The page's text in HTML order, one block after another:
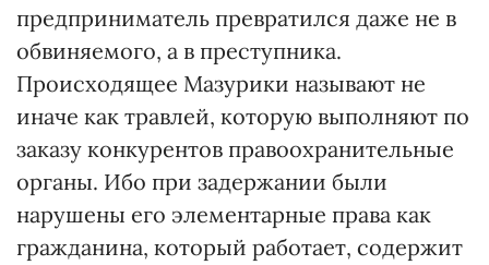
предприниматель превратился даже не в
обвиняемого, а в преступника.
Происходящее Мазурики называют не
иначе как травлей, которую выполняют по
заказу конкурентов правоохранительные
органы. Ибо при задержании были
нарушены его элементарные права как
гражданина, который работает, содержит